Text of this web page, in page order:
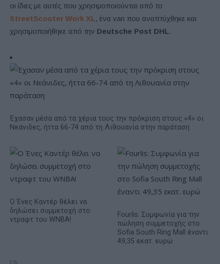
οι ίδιες με αυτές που χρησιμοποιούνται από το
StreetScoοter Work XL, ένα van που αναπτύχθηκε και
χρησιμοποιήθηκε από την Deutsche Post DHL.
Έχασαν μέσα από τα χέρια τους την πρόκριση στους «4» οι
Νεάνιδες, ήττα 66-74 από τη Λιθουανία στην παράταση
Ο Ένες Καντέρ θέλει να
δηλώσει συμμετοχή στο
ντραφτ του WNBA!
Fourlis: Συμφωνία για την
πώληση συμμετοχής στο
Sofia South Ring Mall έναντι
49,35 εκατ. ευρώ